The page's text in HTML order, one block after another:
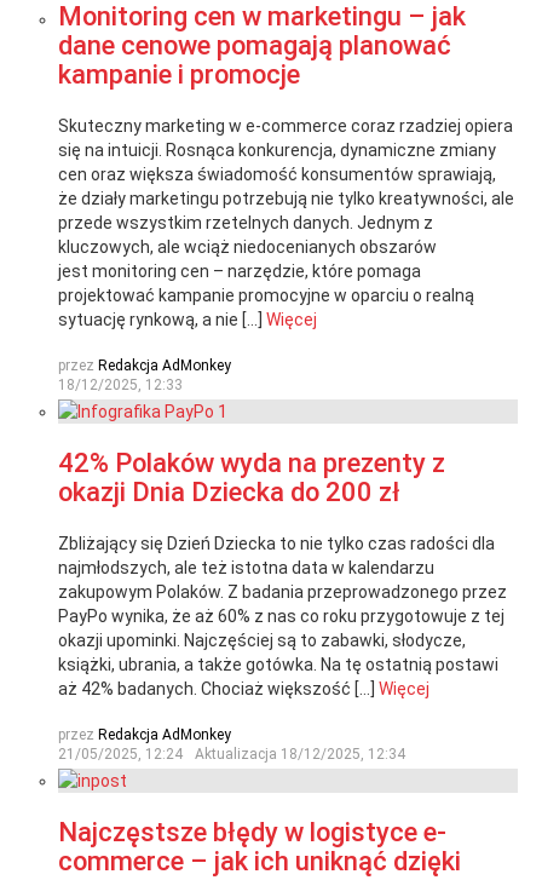
Monitoring cen w marketingu – jak
dane cenowe pomagają planować
kampanie i promocje
Skuteczny marketing w e-commerce coraz rzadziej opiera
się na intuicji. Rosnąca konkurencja, dynamiczne zmiany
cen oraz większa świadomość konsumentów sprawiają,
że działy marketingu potrzebują nie tylko kreatywności, ale
przede wszystkim rzetelnych danych. Jednym z
kluczowych, ale wciąż niedocenianych obszarów
jest monitoring cen – narzędzie, które pomaga
projektować kampanie promocyjne w oparciu o realną
sytuację rynkową, a nie […] Więcej
przez Redakcja AdMonkey
18/12/2025, 12:33
42% Polaków wyda na prezenty z
okazji Dnia Dziecka do 200 zł
Zbliżający się Dzień Dziecka to nie tylko czas radości dla
najmłodszych, ale też istotna data w kalendarzu
zakupowym Polaków. Z badania przeprowadzonego przez
PayPo wynika, że aż 60% z nas co roku przygotowuje z tej
okazji upominki. Najczęściej są to zabawki, słodycze,
książki, ubrania, a także gotówka. Na tę ostatnią postawi
aż 42% badanych. Chociaż większość […] Więcej
przez Redakcja AdMonkey
21/05/2025, 12:24
Aktualizacja 18/12/2025, 12:34
Najczęstsze błędy w logistyce e-
commerce – jak ich uniknąć dzięki